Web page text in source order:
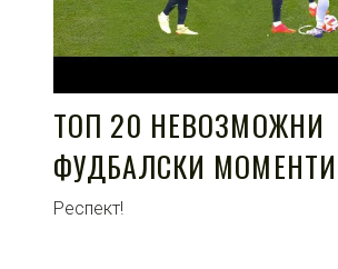
ТОП 20 НЕВОЗМОЖНИ
ФУДБАЛСКИ МОМЕНТИ
Респект!